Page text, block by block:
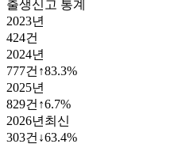
출생신고 통계
2023년
424건
2024년
777건 ↑83.3%
2025년
829건 ↑6.7%
2026년 최신
303건 ↓63.4%